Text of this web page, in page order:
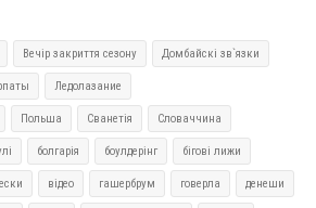
Вечір закриття сезону Домбайскі зв`язки
Ледолазание
Польша Сванетія Словаччина
болгарія боулдерінг бігові лижи
відео гашербрум говерла денеши